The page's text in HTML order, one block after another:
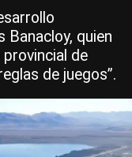
Banacloy, quien
provincial de
de juegos”.